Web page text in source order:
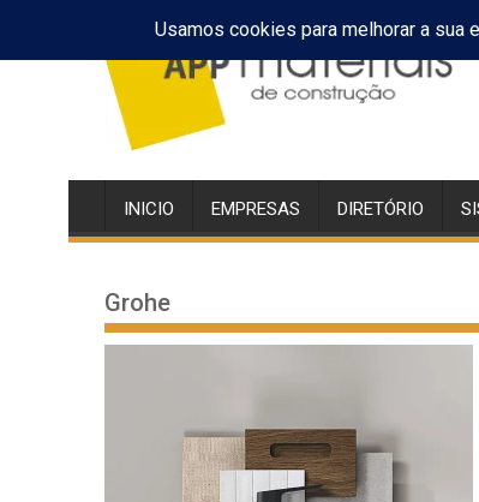
content
INICIO EMPRESAS DIRETÓRIO
Grohe